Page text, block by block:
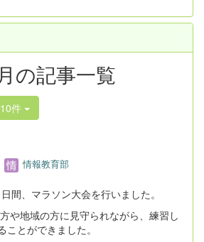
の記事一覧
10件
情報教育部
間、マラソン大会を行いました。
や地域の方に見守られながら、練習し
とができました。